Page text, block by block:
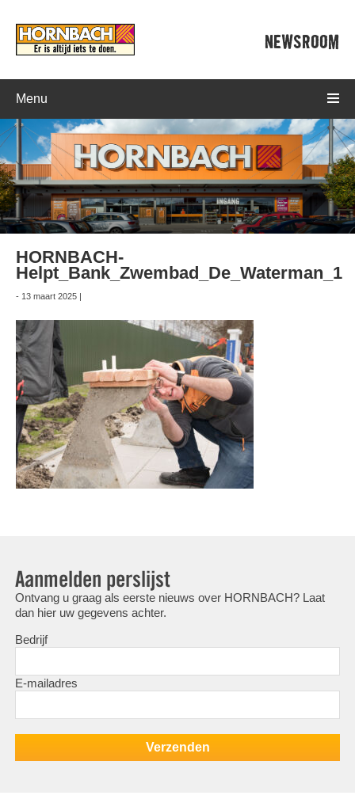
NEWSROOM
Menu
HORNBACH-
Helpt_Bank_Zwembad_De_Waterman_1
- 13 maart 2025 |
Aanmelden perslijst
Ontvang u graag als eerste nieuws over HORNBACH? Laat
dan hier uw gegevens achter.
Bedrijf
E-mailadres